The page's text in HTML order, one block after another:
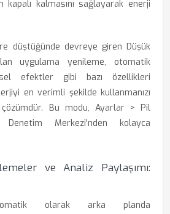
kapalı kalmasını sağlayarak enerji
düştüğünde devreye giren Düşük
uygulama yenileme, otomatik
efektler gibi bazı özellikleri
en verimli şekilde kullanmanızı
Bu modu, Ayarlar > Pil
Merkezi'nden kolayca
ve Analiz Paylaşımı:
olarak arka planda